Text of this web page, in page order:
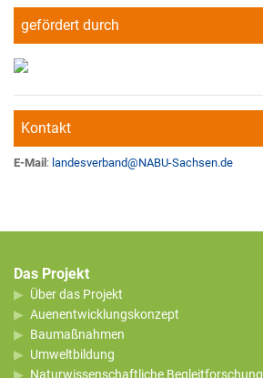
gefördert durch
Kontakt
E-Mail : landesverband@NABU-Sachsen.de
Das Projekt
Über das Projekt
Auenentwicklungskonzept
Baumaßnahmen
Umweltbildung
Naturwissenschaftliche Begleitforschung